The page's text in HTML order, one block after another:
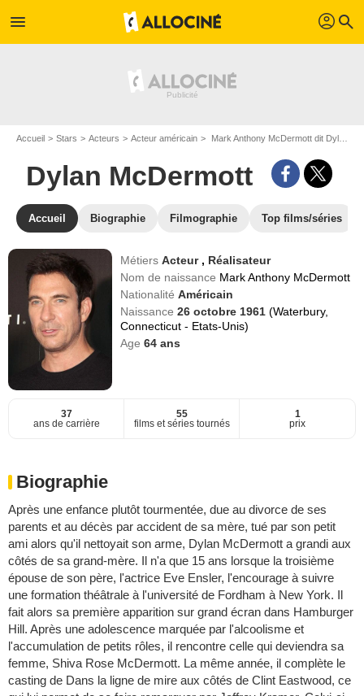
menu profil search
Accueil Stars Acteurs Acteur américain Mark Anthony McDermott dit Dylan McDermott
Dylan McDermott
Accueil Biographie Filmographie Top films/séries
MétiersActeur , Réalisateur
Nom de naissance Mark Anthony McDermott
NationalitéAméricain
Naissance26 octobre 1961(Waterbury,
Connecticut - Etats-Unis)
Age64 ans
37
ans de carrière
55
films et séries tournés
1
prix
Biographie
Après une enfance plutôt tourmentée, due au divorce de ses
parents et au décès par accident de sa mère, tué par son petit
ami alors qu'il nettoyait son arme, Dylan McDermott a grandi aux
côtés de sa grand-mère. Il n'a que 15 ans lorsque la troisième
épouse de son père, l'actrice Eve Ensler, l'encourage à suivre
une formation théâtrale à l'université de Fordham à New York. Il
fait alors sa première apparition sur grand écran dans Hamburger
Hill. Après une adolescence marquée par l'alcoolisme et
l'accumulation de petits rôles, il rencontre celle qui deviendra sa
femme, Shiva Rose McDermott. La même année, il complète le
casting de Dans la ligne de mire aux côtés de Clint Eastwood, ce